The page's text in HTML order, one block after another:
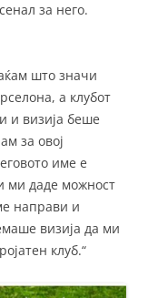
за него.
што значи
а клубот
и визија беше
за овој
име е
ми даде можност
направи и
визија да ми
клуб.“